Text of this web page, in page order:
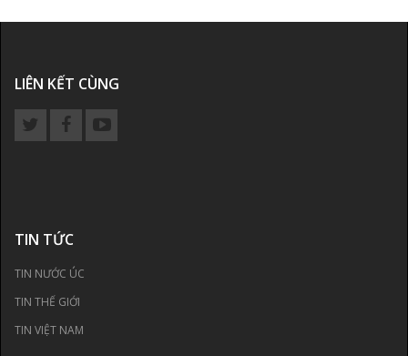
LIÊN KẾT CÙNG
TIN TỨC
TIN NƯỚC ÚC
TIN THẾ GIỚI
TIN VIỆT NAM